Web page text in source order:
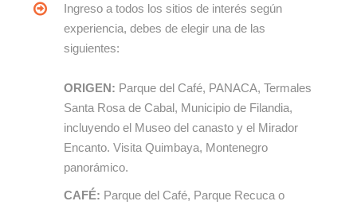
Ingreso a todos los sitios de interés según
experiencia, debes de elegir una de las
siguientes:
ORIGEN: Parque del Café, PANACA, Termales
Santa Rosa de Cabal, Municipio de Filandia,
incluyendo el Museo del canasto y el Mirador
Encanto. Visita Quimbaya, Montenegro
panorámico.
CAFÉ: Parque del Café, Parque Recuca o